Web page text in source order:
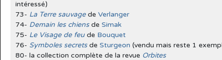
intéressé)
73- La Terre sauvagede Verlanger
74- Demain les chiensde Simak
75- Le Visage de feu de Bouquet
76- Symboles secretsde Sturgeon (vendu mais reste 1
80- la collection complète de la revue Orbites